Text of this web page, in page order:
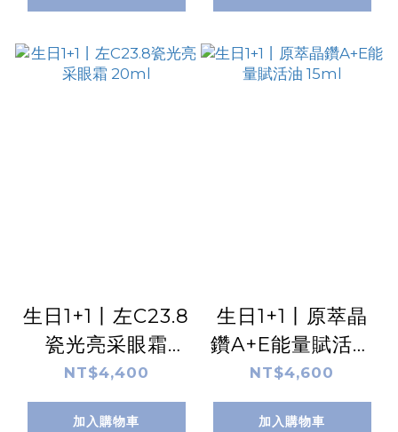
生日1+1丨左C23.8
瓷光亮采眼霜
20ml
NT$4,400
加入購物車
生日1+1丨原萃晶
鑽A+E能量賦活油
15ml
NT$4,600
加入購物車